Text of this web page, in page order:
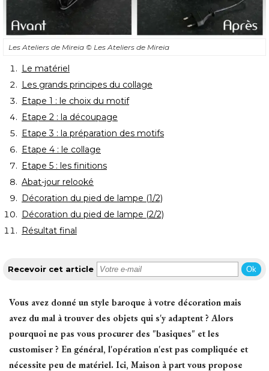
Les Ateliers de Mireia © Les Ateliers de Mireia
Le matériel
Les grands principes du collage
Etape 1 : le choix du motif
Etape 2 : la découpage
Etape 3 : la préparation des motifs
Etape 4 : le collage
Etape 5 : les finitions
Abat-jour relooké
Décoration du pied de lampe (1/2)
Décoration du pied de lampe (2/2)
Résultat final
Recevoir cet article Ok
Vous avez donné un style baroque à votre décoration mais
avez du mal à trouver des objets qui s'y adaptent ? Alors
pourquoi ne pas vous procurer des "basiques" et les
customiser ? En général, l'opération n'est pas compliquée et
nécessite peu de matériel. Ici, Maison à part vous propose